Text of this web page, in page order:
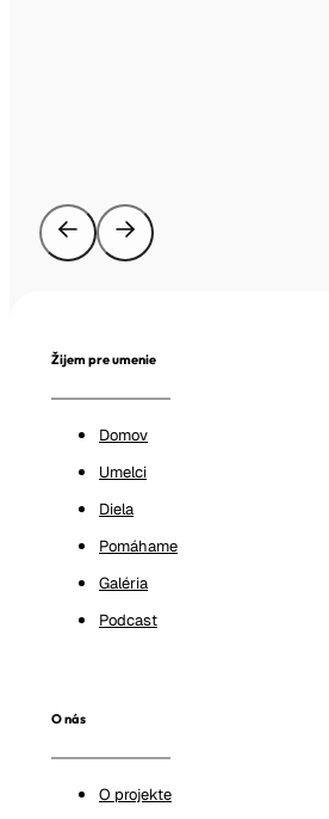
Žijem pre umenie
Domov
Umelci
Diela
Pomáhame
Galéria
Podcast
O nás
O projekte